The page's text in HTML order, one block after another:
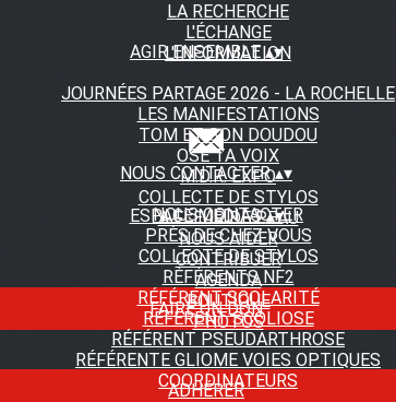
LA RECHERCHE
L'ÉCHANGE
L'INFORMATION
AGIR ENSEMBLE▴▾
JOURNÉES PARTAGE 2026 - LA ROCHELLE
LES MANIFESTATIONS
TOM ET SON DOUDOU
OSE TA VOIX
M.D.R. EXPO
COLLECTE DE STYLOS
A FLEUR DE PEAU
NOUS AIDER
CONTRIBUER
AGENDA
BOUTIQUE
PHOTOS
NOUS CONTACTER▴▾
NOUS CONTACTER
PRÈS DE CHEZ VOUS
COLLECTE DE STYLOS
RÉFÉRENTS NF2
RÉFÉRENT SCOLARITÉ
RÉFÉRENT SCOLIOSE
RÉFÉRENT PSEUDARTHROSE
RÉFÉRENTE GLIOME VOIES OPTIQUES
COORDINATEURS
ESPACE MEDIAS▴▾
FAIRE UN DON
ADHÉRER